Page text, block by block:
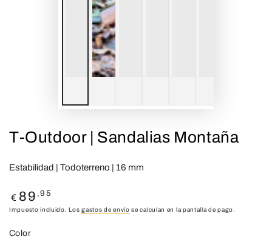
T-Outdoor | Sandalias Montaña
Estabilidad | Todoterreno | 16 mm
Precio
regular
€ 89 ,95
Impuesto incluido. Losgastos de envío se calculan en la pantalla de pago.
Color